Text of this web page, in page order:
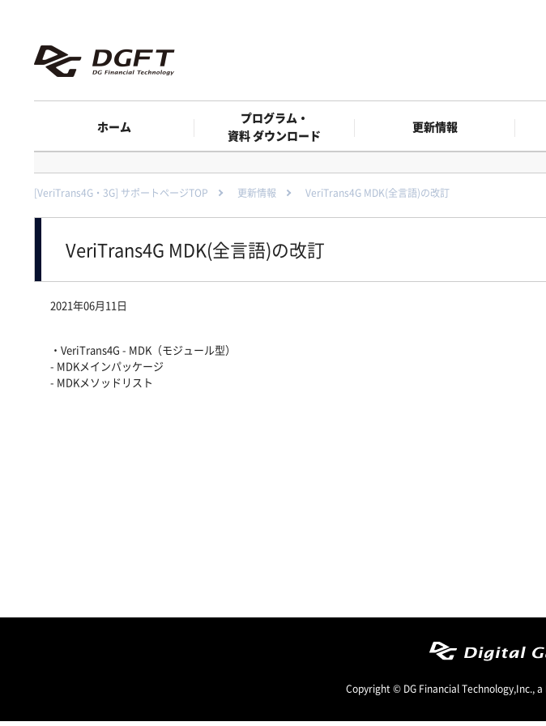
ホーム
プログラム・
資料 ダウンロード
更新情報
[VeriTrans4G・3G] サポートページTOP 更新情報 VeriTrans4G MDK(全言語)の改訂
VeriTrans4G MDK(全言語)の改訂
2021年06月11日
・VeriTrans4G - MDK（モジュール型）
- MDKメインパッケージ
- MDKメソッドリスト
Copyright © DG Financial Technology,Inc.,